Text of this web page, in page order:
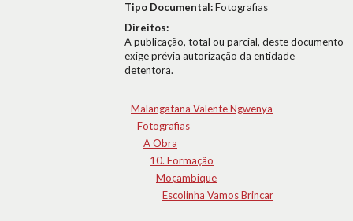
Tipo Documental:Fotografias
Direitos:
A publicação, total ou parcial, deste documento
exige prévia autorização da entidade
detentora.
Malangatana Valente Ngwenya
Fotografias
A Obra
10. Formação
Moçambique
Escolinha Vamos Brincar